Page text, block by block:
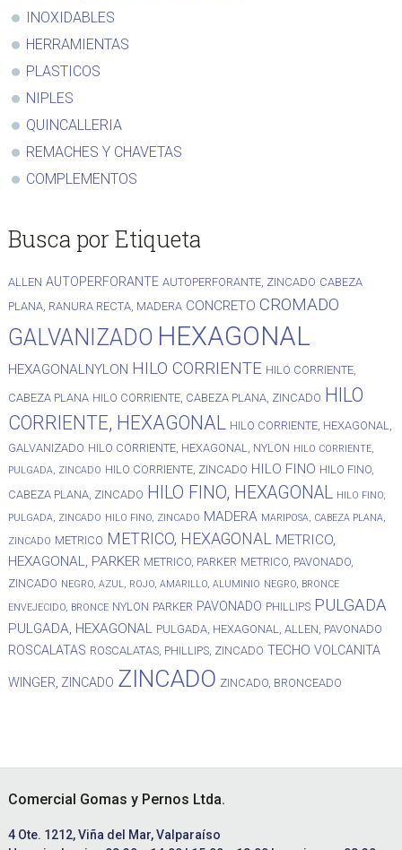
INOXIDABLES
HERRAMIENTAS
PLASTICOS
NIPLES
QUINCALLERIA
REMACHES Y CHAVETAS
COMPLEMENTOS
Busca por Etiqueta
ALLEN AUTOPERFORANTE AUTOPERFORANTE, ZINCADO CABEZA
PLANA, RANURA RECTA, MADERA CONCRETO CROMADO
GALVANIZADO HEXAGONAL
HEXAGONALNYLON HILO CORRIENTE HILO CORRIENTE,
CABEZA PLANA HILO CORRIENTE, CABEZA PLANA, ZINCADO HILO
CORRIENTE, HEXAGONAL
HILO CORRIENTE, HEXAGONAL,
GALVANIZADO HILO CORRIENTE, HEXAGONAL, NYLON HILO CORRIENTE,
PULGADA, ZINCADO HILO CORRIENTE, ZINCADO HILO FINO HILO FINO,
CABEZA PLANA, ZINCADO HILO FINO, HEXAGONAL HILO FINO,
PULGADA, ZINCADO HILO FINO, ZINCADO MADERA MARIPOSA, CABEZA PLANA,
ZINCADO METRICO METRICO, HEXAGONAL
METRICO,
HEXAGONAL, PARKER METRICO, PARKER METRICO, PAVONADO,
ZINCADO NEGRO, AZUL, ROJO, AMARILLO, ALUMINIO NEGRO, BRONCE
ENVEJECIDO, BRONCE NYLON PARKER PAVONADO PHILLIPS PULGADA
PULGADA, HEXAGONAL PULGADA, HEXAGONAL, ALLEN, PAVONADO
ROSCALATAS ROSCALATAS, PHILLIPS, ZINCADO TECHO VOLCANITA
WINGER, ZINCADO ZINCADO ZINCADO, BRONCEADO
Footer
Comercial Gomas y Pernos Ltda.
4 Ote. 1212, Viña del Mar, Valparaíso